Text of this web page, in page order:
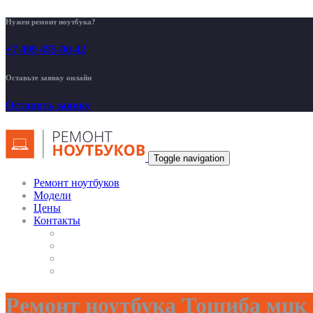
Нужен ремонт ноутбука?
+7 499 455-00-42
Оставьте заявку онлайн
Оставить заявку
Toggle navigation
Ремонт ноутбуков
Модели
Цены
Контакты
Ремонт ноутбука Тошиба